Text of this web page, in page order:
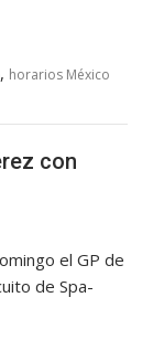
, horarios México
con
el GP de
de Spa-